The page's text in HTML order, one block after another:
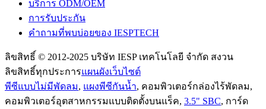
บริการ ODM/OEM
การรับประกัน
คำถามที่พบบ่อยของ IESPTECH
ลิขสิทธิ์ © 2012-2025 บริษัท IESP เทคโนโลยี จำกัด สงวน
ลิขสิทธิ์ทุกประการแผนผังเว็บไซต์
พีซีแบบไม่มีพัดลม, แผงพีซีกันน้ำ, คอมพิวเตอร์กล่องไร้พัดลม,
คอมพิวเตอร์อุตสาหกรรมแบบติดตั้งบนแร็ค, 3.5" SBC, การ์ด